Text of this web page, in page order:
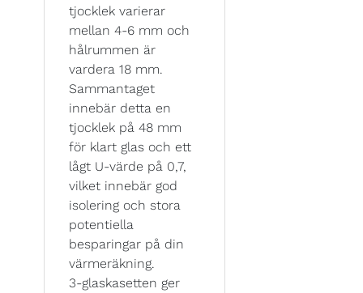
tjocklek varierar
mellan 4-6 mm och
hålrummen är
vardera 18 mm.
Sammantaget
innebär detta en
tjocklek på 48 mm
för klart glas och ett
lågt U-värde på 0,7,
vilket innebär god
isolering och stora
potentiella
besparingar på din
värmeräkning.
3-glaskasetten ger